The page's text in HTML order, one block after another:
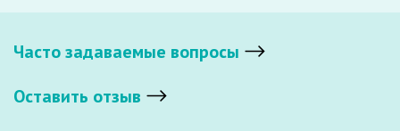
Часто задаваемые вопросы
Оставить отзыв